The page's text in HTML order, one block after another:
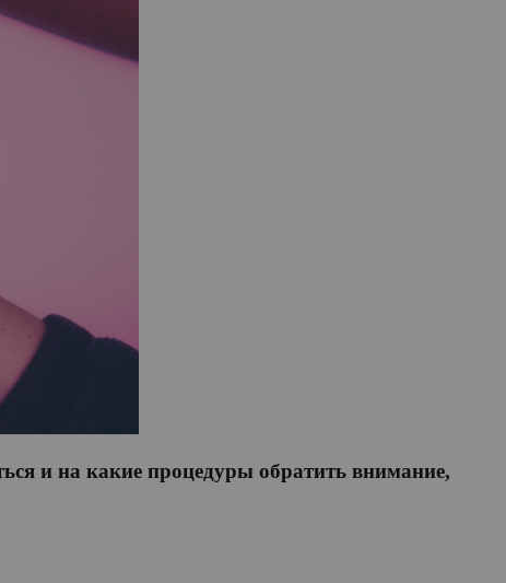
и на какие процедуры обратить внимание,